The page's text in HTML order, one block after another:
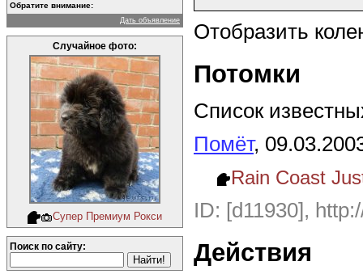
Обратите внимание:
Дать объявление
Случайное фото:
Супер Премиум Рокси
Поиск по сайту:
Отобразить
Потомки
Список
Помёт,
Rain Coast
ID: [d11930],
Действия